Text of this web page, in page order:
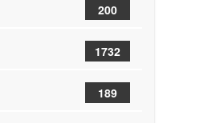
200
1732
189